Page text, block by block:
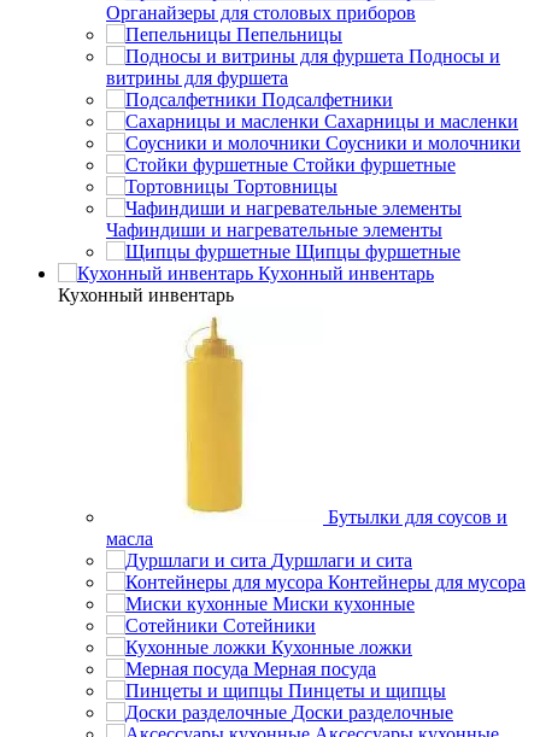
Органайзеры для столовых приборов
Пепельницы
Подносы и
витрины для фуршета
Подсалфетники
Сахарницы и масленки
Соусники и молочники
Стойки фуршетные
Тортовницы
Чафиндиши и нагревательные элементы
Щипцы фуршетные
Кухонный инвентарь
Кухонный инвентарь
Бутылки для соусов и
масла
Дуршлаги и сита
Контейнеры для мусора
Миски кухонные
Сотейники
Кухонные ложки
Мерная посуда
Пинцеты и щипцы
Доски разделочные